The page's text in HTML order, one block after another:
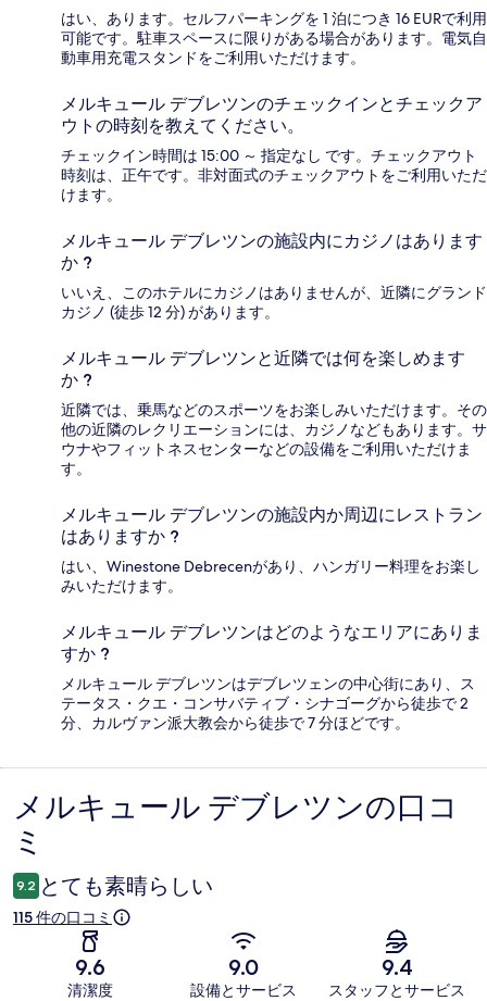
はい、あります。セルフパーキングを 1 泊につき 16 EURで利用
可能です。駐車スペースに限りがある場合があります。電気自
動車用充電スタンドをご利用いただけます。
メルキュール デブレツンのチェックインとチェックア
ウトの時刻を教えてください。
チェックイン時間は 15:00 ～ 指定なし です。チェックアウト
時刻は、正午です。非対面式のチェックアウトをご利用いただ
けます。
メルキュール デブレツンの施設内にカジノはあります
か ?
いいえ、このホテルにカジノはありませんが、近隣にグランド
カジノ (徒歩 12 分) があります。
メルキュール デブレツンと近隣では何を楽しめます
か ?
近隣では、乗馬などのスポーツをお楽しみいただけます。その
他の近隣のレクリエーションには、カジノなどもあります。サ
ウナやフィットネスセンターなどの設備をご利用いただけま
す。
メルキュール デブレツンの施設内か周辺にレストラン
はありますか ?
はい、Winestone Debrecenがあり、ハンガリー料理をお楽し
みいただけます。
メルキュール デブレツンはどのようなエリアにありま
すか ?
メルキュール デブレツンはデブレツェンの中心街にあり、ス
テータス・クエ・コンサバティブ・シナゴーグから徒歩で 2
分、カルヴァン派大教会から徒歩で 7 分ほどです。
口
コ
ミ
メルキュール デブレツンの口コ
ミ
9.2 とても素晴らしい
115 件の口コミ
9.6
清潔度
9.0
設備とサービス
9.4
スタッフとサービス